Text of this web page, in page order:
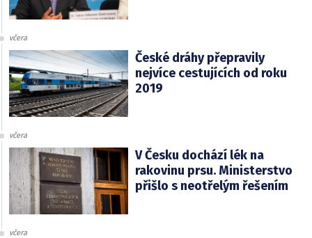
včera
České dráhy přepravily
nejvíce cestujících od roku
2019
včera
V Česku dochází lék na
rakovinu prsu. Ministerstvo
přišlo s neotřelým řešením
včera